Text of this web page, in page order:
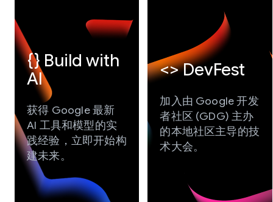
{} Build with
AI
获得 Google 最新
AI 工具和模型的实
践经验，立即开始构
建未来。
<> DevFest
加入由 Google 开发
者社区 (GDG) 主办
的本地社区主导的技
术大会。